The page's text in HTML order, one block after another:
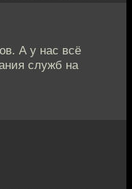
А у нас всё
служб на